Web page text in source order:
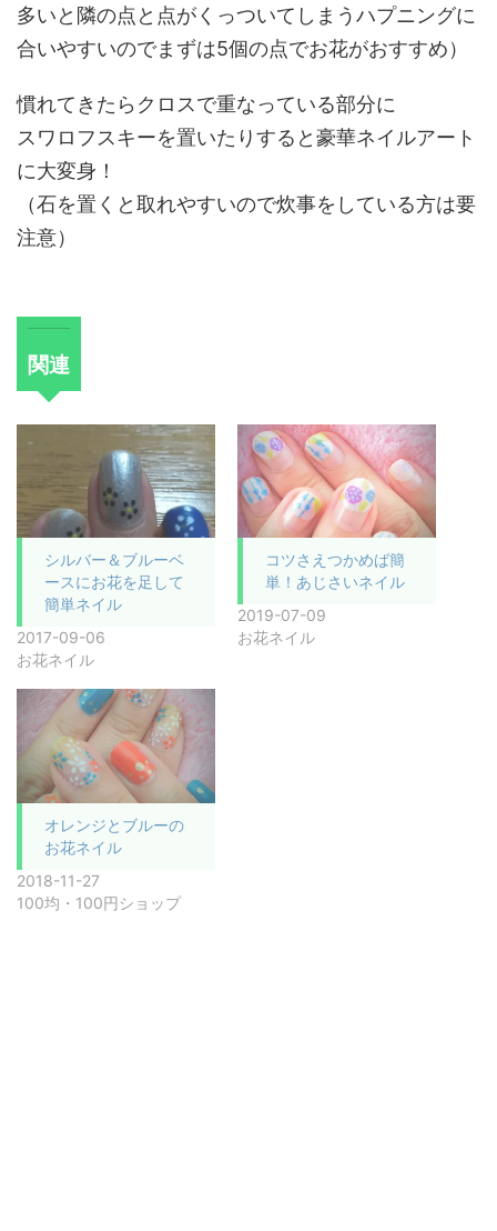
多いと隣の点と点がくっついてしまうハプニングに
合いやすいのでまずは5個の点でお花がおすすめ）
慣れてきたらクロスで重なっている部分に
スワロフスキーを置いたりすると豪華ネイルアート
に大変身！
（石を置くと取れやすいので炊事をしている方は要
注意）
関連
シルバー＆ブルーベ
ースにお花を足して
簡単ネイル
2017-09-06
お花ネイル
コツさえつかめば簡
単！あじさいネイル
2019-07-09
お花ネイル
オレンジとブルーの
お花ネイル
2018-11-27
100均・100円ショップ